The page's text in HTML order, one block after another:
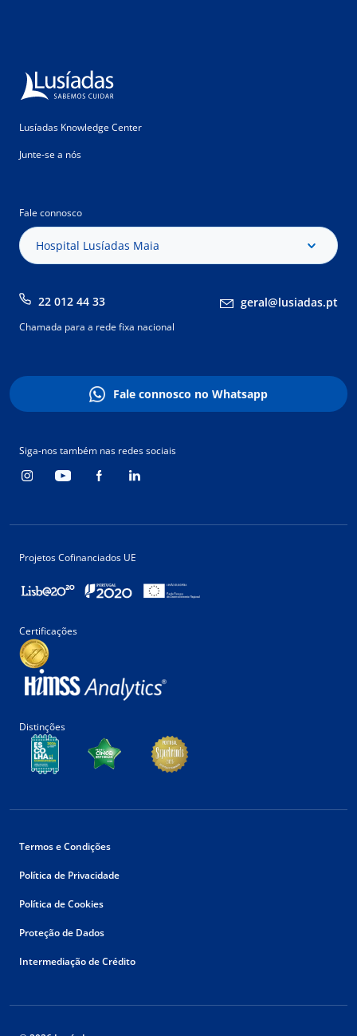
Lusíadas Knowledge Center
Junte-se a nós
Fale connosco
Hospital Lusíadas Maia
22 012 44 33 geral@lusiadas.pt
Chamada para a rede fixa nacional
Fale connosco no Whatsapp
Siga-nos também nas redes sociais
Projetos Cofinanciados UE
Certificações
Distinções
Termos e Condições
Política de Privacidade
Política de Cookies
Proteção de Dados
Intermediação de Crédito